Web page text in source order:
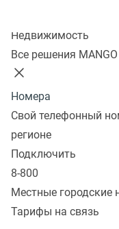
Недвижимость
Все решения MANGO
Номера
Свой телефонный
регионе
Подключить
8-800
Местные городские
Тарифы на связь
Как
решает
продаж
Основные вызовы,
привлечь больше
клиентов, успешнее
в продажи и
сделки.